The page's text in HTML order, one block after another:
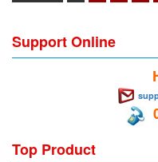
Flow-Mon
Fluke Process
FOKO / Wintriss
Support Online
Top Product